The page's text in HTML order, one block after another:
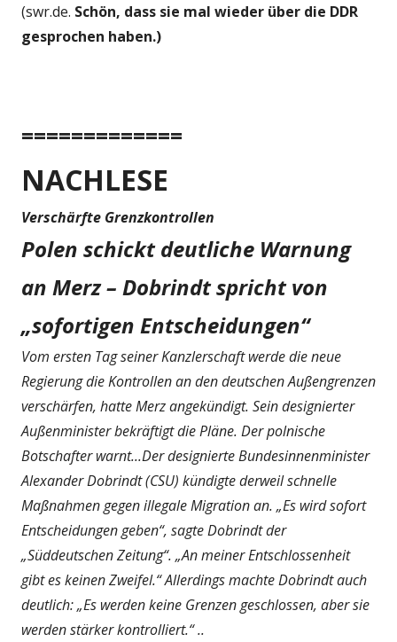
(swr.de. Schön, dass sie mal wieder über die DDR
gesprochen haben.)
=============
NACHLESE
Verschärfte Grenzkontrollen
Polen schickt deutliche Warnung
an Merz – Dobrindt spricht von
„sofortigen Entscheidungen“
Vom ersten Tag seiner Kanzlerschaft werde die neue
Regierung die Kontrollen an den deutschen Außengrenzen
verschärfen, hatte Merz angekündigt. Sein designierter
Außenminister bekräftigt die Pläne. Der polnische
Botschafter warnt...Der designierte Bundesinnenminister
Alexander Dobrindt (CSU) kündigte derweil schnelle
Maßnahmen gegen illegale Migration an. „Es wird sofort
Entscheidungen geben“, sagte Dobrindt der
„Süddeutschen Zeitung“. „An meiner Entschlossenheit
gibt es keinen Zweifel.“ Allerdings machte Dobrindt auch
deutlich: „Es werden keine Grenzen geschlossen, aber sie
werden stärker kontrolliert.“ ..